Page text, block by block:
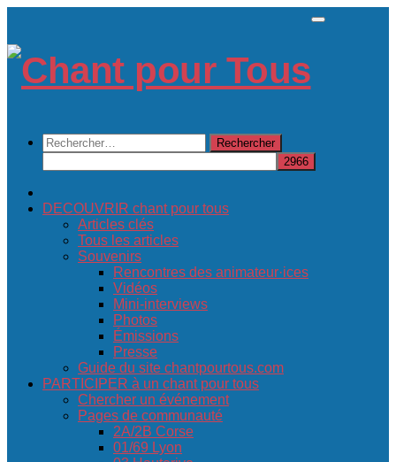
content
Rechercher :
DECOUVRIR chant pour tous
Articles clés
Tous les articles
Souvenirs
Rencontres des animateur·ices
Vidéos
Mini-interviews
Photos
Émissions
Presse
Guide du site chantpourtous.com
PARTICIPER à un chant pour tous
Chercher un événement
Pages de communauté
2A/2B Corse
01/69 Lyon